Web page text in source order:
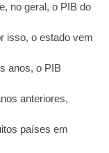
no geral, o PIB do
isso, o estado vem
anos, o PIB
anteriores,
países em